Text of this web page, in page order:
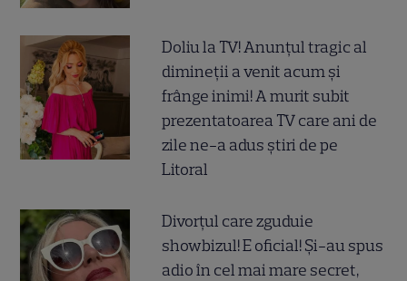
Doliu la TV! Anunțul tragic al
dimineții a venit acum și
frânge inimi! A murit subit
prezentatoarea TV care ani de
zile ne-a adus știri de pe
Litoral
Divorțul care zguduie
showbizul! E oficial! Și-au spus
adio în cel mai mare secret,